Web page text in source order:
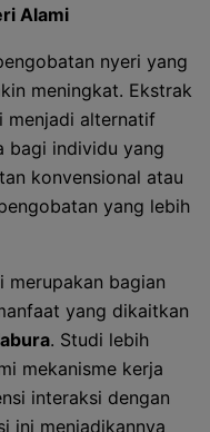
Alami
nyeri yang
meningkat. Ekstrak
menjadi alternatif
bagi individu yang
konvensional atau
yang lebih
merupakan bagian
yang dikaitkan
. Studi lebih
mekanisme kerja
interaksi dengan
ini menjadikannya